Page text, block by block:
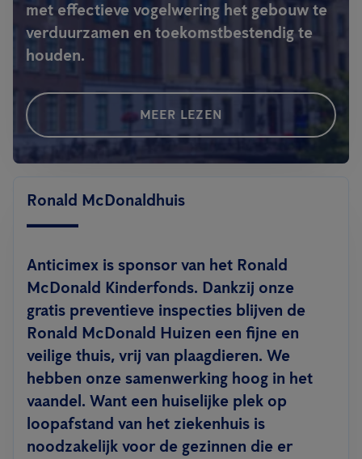
met effectieve vogelwering het gebouw te
verduurzamen en toekomstbestendig te
houden.
MEER LEZEN
Ronald McDonaldhuis
Anticimex is sponsor van het Ronald
McDonald Kinderfonds. Dankzij onze
gratis preventieve inspecties blijven de
Ronald McDonald Huizen een fijne en
veilige thuis, vrij van plaagdieren. We
hebben onze samenwerking hoog in het
vaandel. Want een huiselijke plek op
loopafstand van het ziekenhuis is
noodzakelijk voor de gezinnen die er